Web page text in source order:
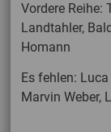
Vordere Reihe:
Landtahler,
Homann
Es fehlen:
Marvin Weber,